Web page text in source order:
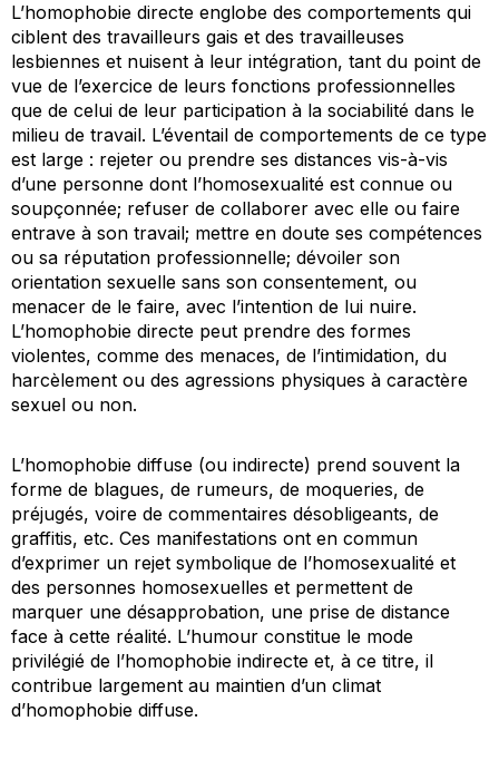
L’homophobie directe englobe des comportements qui
ciblent des travailleurs gais et des travailleuses
lesbiennes et nuisent à leur intégration, tant du point de
vue de l’exercice de leurs fonctions professionnelles
que de celui de leur participation à la sociabilité dans le
milieu de travail. L’éventail de comportements de ce type
est large : rejeter ou prendre ses distances vis-à-vis
d’une personne dont l’homosexualité est connue ou
soupçonnée; refuser de collaborer avec elle ou faire
entrave à son travail; mettre en doute ses compétences
ou sa réputation professionnelle; dévoiler son
orientation sexuelle sans son consentement, ou
menacer de le faire, avec l’intention de lui nuire.
L’homophobie directe peut prendre des formes
violentes, comme des menaces, de l’intimidation, du
harcèlement ou des agressions physiques à caractère
sexuel ou non.
L’homophobie diffuse (ou indirecte) prend souvent la
forme de blagues, de rumeurs, de moqueries, de
préjugés, voire de commentaires désobligeants, de
graffitis, etc. Ces manifestations ont en commun
d’exprimer un rejet symbolique de l’homosexualité et
des personnes homosexuelles et permettent de
marquer une désapprobation, une prise de distance
face à cette réalité. L’humour constitue le mode
privilégié de l’homophobie indirecte et, à ce titre, il
contribue largement au maintien d’un climat
d’homophobie diffuse.